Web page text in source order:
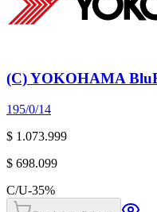
(C) YOKOHAMA
195/0/14
$ 1.073.999
$ 698.099
C/U-35%